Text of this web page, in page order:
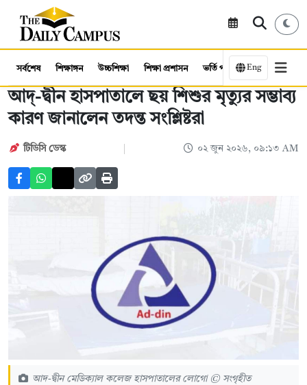
সর্বশেষ শিক্ষাঙ্গন উচ্চশিক্ষা শিক্ষা প্রশাসন ভর্তি পরীক্ষা কর্মসংস্থান
Eng
আদ্-দ্বীন হাসপাতালে ছয় শিশুর মৃত্যুর সম্ভাব্য
কারণ জানালেন তদন্ত সংশ্লিষ্টরা
টিডিসি ডেস্ক ০২ জুন ২০২৬, ০৯:১৩ AM
আদ-দ্বীন মেডিক্যাল কলেজ হাসপাতালের লোগো © সংগৃহীত